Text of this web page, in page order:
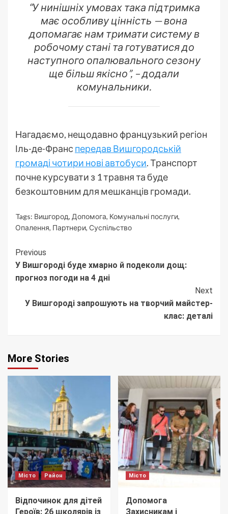
“У нинішніх умовах така підтримка
має особливу цінність — вона
допомагає нам тримати систему в
робочому стані та готуватися до
наступного опалювального сезону
ще більш якісно”, – додали
комунальники.
Нагадаємо, нещодавно французький регіон
Іль-де-Франс передав Вишгородській
громаді чотири нові автобуси. Транспорт
почне курсувати з 1 травня та буде
безкоштовним для мешканців громади.
Tags: Вишгород, Допомога, Комунальні послуги,
Опалення, Партнери, Суспільство
Continue
Reading
Previous
У Вишгороді буде хмарно й подеколи дощ:
прогноз погоди на 4 дні
Next
У Вишгороді запрошують на творчий майстер-
клас: деталі
More Stories
Місто Район
Відпочинок для дітей
Героїв: 26 школярів із
Місто
Допомога
Захисникам і